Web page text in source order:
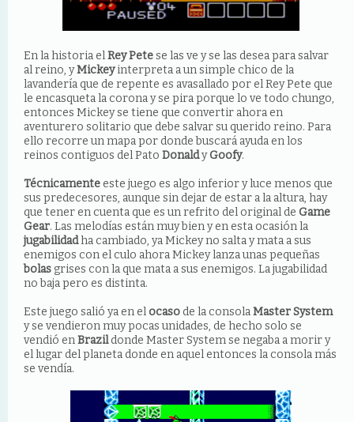
En la historia elRey Petese las ve y se las desea para salvar
al reino, yMickeyinterpreta a un simple chico de la
lavandería que de repente es avasallado por el Rey Pete que
le encasqueta la corona y se pira porque lo ve todo chungo,
entonces Mickey se tiene que convertir ahora en
aventurero solitario que debe salvar su querido reino. Para
ello recorre un mapa por donde buscará ayuda en los
reinos contiguos del Pato DonaldyGoofy.
Técnicamenteeste juego es algo inferior y luce menos que
sus predecesores, aunque sin dejar de estar a la altura, hay
que tener en cuenta que es un refrito del original de Game
Gear. Las melodías están muy bien y en esta ocasión la
jugabilidadha cambiado, ya Mickey no salta y mata a sus
enemigos con el culo ahora Mickey lanza unas pequeñas
bolas grises con la que mata a sus enemigos. La jugabilidad
no baja pero es distinta.
Este juego salió ya en elocasode la consolaMaster System
y se vendieron muy pocas unidades, de hecho solo se
vendió enBrazildonde Master System se negaba a morir y
el lugar del planeta donde en aquel entonces la consola más
se vendía.